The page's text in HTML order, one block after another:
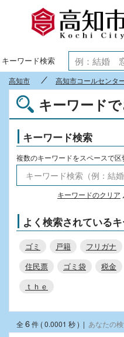
キーワード検索
高知市 高知市コールセンタ
キーワード
キーワード検索
複数のキーワードをスペースで区
キーワードのクリア
よく検索されている
ゴミ 戸籍 フリガナ
住民票
ゴミ袋 税金
ｔｈｅ
全6件 ( 0.0001 秒 ) | あなたの